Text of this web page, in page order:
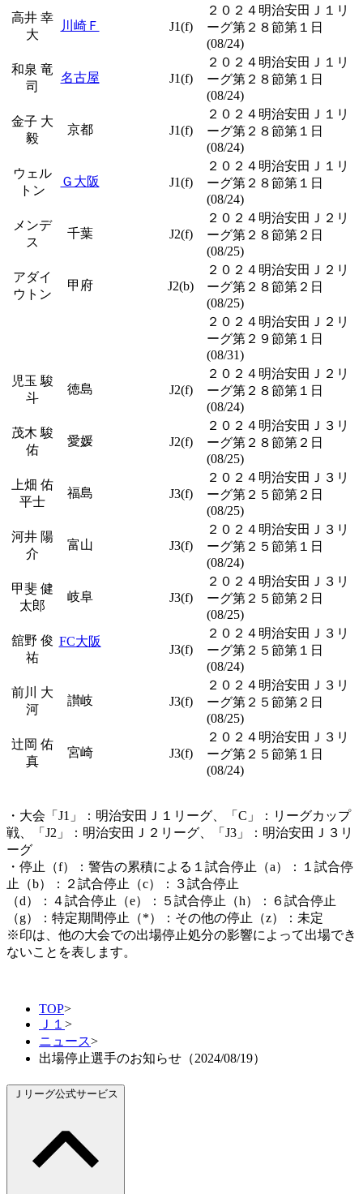
高井 幸
大
川崎Ｆ J1(f)
２０２４明治安田Ｊ１リ
ーグ第２８節第１日
(08/24)
和泉 竜
司
名古屋 J1(f)
２０２４明治安田Ｊ１リ
ーグ第２８節第１日
(08/24)
金子 大
毅
京都 J1(f)
２０２４明治安田Ｊ１リ
ーグ第２８節第１日
(08/24)
ウェル
トン
Ｇ大阪 J1(f)
２０２４明治安田Ｊ１リ
ーグ第２８節第１日
(08/24)
メンデ
ス
千葉 J2(f)
２０２４明治安田Ｊ２リ
ーグ第２８節第２日
(08/25)
アダイ
ウトン
甲府 J2(b)
２０２４明治安田Ｊ２リ
ーグ第２８節第２日
(08/25)
２０２４明治安田Ｊ２リ
ーグ第２９節第１日
(08/31)
児玉 駿
斗
徳島 J2(f)
２０２４明治安田Ｊ２リ
ーグ第２８節第１日
(08/24)
茂木 駿
佑
愛媛 J2(f)
２０２４明治安田Ｊ３リ
ーグ第２８節第２日
(08/25)
上畑 佑
平士
福島 J3(f)
２０２４明治安田Ｊ３リ
ーグ第２５節第２日
(08/25)
河井 陽
介
富山 J3(f)
２０２４明治安田Ｊ３リ
ーグ第２５節第１日
(08/24)
甲斐 健
太郎
岐阜 J3(f)
２０２４明治安田Ｊ３リ
ーグ第２５節第２日
(08/25)
舘野 俊
祐
FC大阪
J3(f)
２０２４明治安田Ｊ３リ
ーグ第２５節第１日
(08/24)
前川 大
河
讃岐 J3(f)
２０２４明治安田Ｊ３リ
ーグ第２５節第２日
(08/25)
辻岡 佑
真
宮崎 J3(f)
２０２４明治安田Ｊ３リ
ーグ第２５節第１日
(08/24)
・大会「J1」：明治安田Ｊ１リーグ、「C」：リーグカップ
戦、「J2」：明治安田Ｊ２リーグ、「J3」：明治安田Ｊ３リ
ーグ
・停止（f）：警告の累積による１試合停止（a）：１試合停
止（b）：２試合停止（c）：３試合停止
（d）：４試合停止（e）：５試合停止（h）：６試合停止
（g）：特定期間停止（*）：その他の停止（z）：未定
※印は、他の大会での出場停止処分の影響によって出場でき
ないことを表します。
TOP>
Ｊ１ >
ニュース>
出場停止選手のお知らせ（2024/08/19）
Ｊリーグ公式サービス